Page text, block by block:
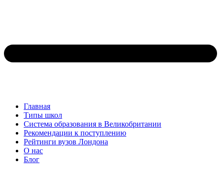
Главная
Типы школ
Система образования в Великобритании
Рекомендации к поступлению
Рейтинги вузов Лондона
О нас
Блог